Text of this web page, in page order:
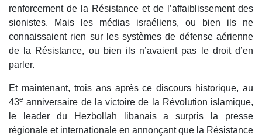
renforcement de la Résistance et de l’affaiblissement des
sionistes. Mais les médias israéliens, ou bien ils ne
connaissaient rien sur les systèmes de défense aérienne
de la Résistance, ou bien ils n’avaient pas le droit d’en
parler.
Et maintenant, trois ans après ce discours historique, au
43e anniversaire de la victoire de la Révolution islamique,
le leader du Hezbollah libanais a surpris la presse
régionale et internationale en annonçant que la Résistance